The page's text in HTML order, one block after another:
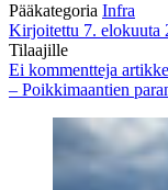
Pääkategoria Infra
Kirjoitettu 7. elokuuta
Tilaajille
Ei kommentteja
– Poikkimaantien